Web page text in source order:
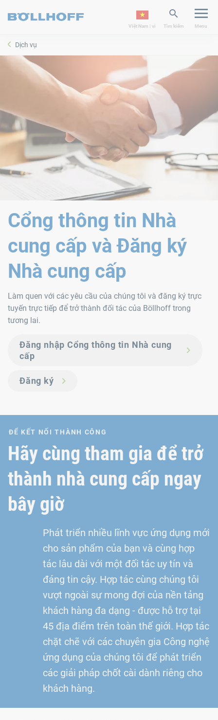
Việt Nam | vi Tìm kiếm Menu
Dịch vụ
Cổng thông tin Nhà
cung cấp và Đăng ký
Nhà cung cấp
Làm quen với các yêu cầu của chúng tôi và đăng ký trực
tuyến trực tiếp để trở thành đối tác của Böllhoff trong
tương lai.
Đăng nhập Cổng thông tin Nhà cung
cấp
Đăng ký
ĐỂ KẾT NỐI THÀNH CÔNG
Hãy cùng tham gia để trở
thành nhà cung cấp ngay
bây giờ
Phát triển nhiều lĩnh vực ứng dụng mới
cho sản phẩm của bạn và cùng hợp
tác lâu dài với một đối tác uy tín và
đáng tin cậy. Hợp tác cùng chúng tôi
vượt ngoài sự mong đợi của nền tảng
khách hàng đa dạng - được hỗ trợ tại
45 địa điểm trên toàn thế giới. Hợp tác
chặt chẽ với các chuyên gia Công nghệ
ứng dụng của chúng tôi để phát triển
các giải pháp chốt cài dành riêng cho
khách hàng.